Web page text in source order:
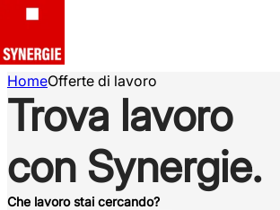
HomeOfferte di lavoro
Trova lavoro
con Synergie.
Che lavoro stai cercando?